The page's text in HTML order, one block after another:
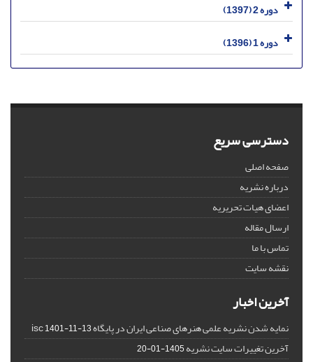
دوره 2 (1397)
دوره 1 (1396)
دسترسی سریع
صفحه اصلی
درباره نشریه
اعضای هیات تحریریه
ارسال مقاله
تماس با ما
نقشه سایت
آخرین اخبار
نمایه شدن نشریه علمی هنرهای صناعی ایران در پایگاه isc1401-11-13
آخرین تغییرات سایت نشریه1405-01-20